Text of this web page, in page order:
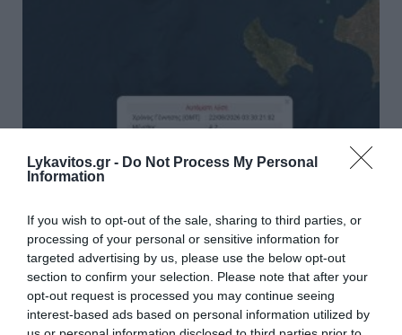
Lykavitos.gr - Do Not Process My Personal
Information
If you wish to opt-out of the sale, sharing to third parties, or
processing of your personal or sensitive information for
targeted advertising by us, please use the below opt-out
section to confirm your selection. Please note that after your
opt-out request is processed you may continue seeing
interest-based ads based on personal information utilized by
Σεισμός 4,2 Ρίχτερ νοτιοδυτικά της Ζακύνθου
Σεισμός 4,2 βαθμών της κλίμακας Ρίχτερ έγινε τα
ξημερώματα της Δευτέρας νοτιοδυτικά της Ζακύνθου.